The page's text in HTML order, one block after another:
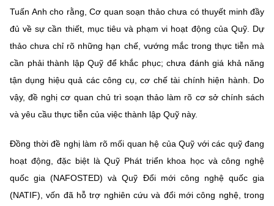
Tuấn Anh cho rằng, Cơ quan soạn thảo chưa có thuyết minh đầy
đủ về sự cần thiết, mục tiêu và phạm vi hoạt động của Quỹ. Dự
thảo chưa chỉ rõ những hạn chế, vướng mắc trong thực tiễn mà
cần phải thành lập Quỹ để khắc phục; chưa đánh giá khả năng
tận dụng hiệu quả các công cụ, cơ chế tài chính hiện hành. Do
vậy, đề nghị cơ quan chủ trì soạn thảo làm rõ cơ sở chính sách
và yêu cầu thực tiễn của việc thành lập Quỹ này.
Đồng thời đề nghị làm rõ mối quan hệ của Quỹ với các quỹ đang
hoạt động, đặc biệt là Quỹ Phát triển khoa học và công nghệ
quốc gia (NAFOSTED) và Quỹ Đổi mới công nghệ quốc gia
(NATIF), vốn đã hỗ trợ nghiên cứu và đổi mới công nghệ, trong